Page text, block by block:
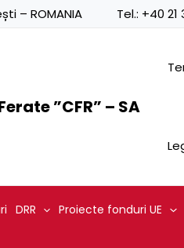
– ROMANIA Tel.: +40 21
”CFR” – SA
DRR Proiecte fonduri UE